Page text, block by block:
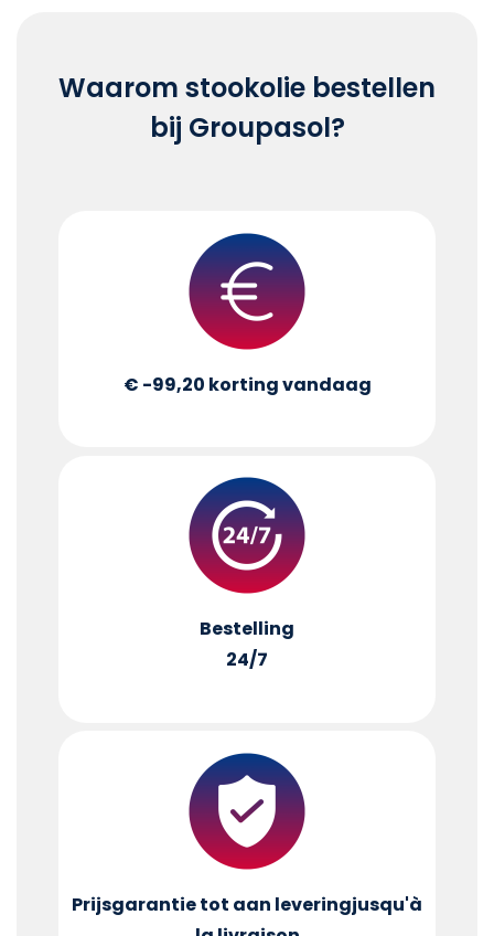
Waarom stookolie bestellen
bij Groupasol?
€ -99,20 korting vandaag
Bestelling
24/7
Prijsgarantie tot aan leveringjusqu'à